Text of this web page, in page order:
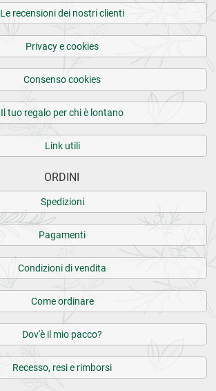
Le recensioni dei nostri clienti
Privacy e cookies
Consenso cookies
Il tuo regalo per chi è lontano
Link utili
ORDINI
Spedizioni
Pagamenti
Condizioni di vendita
Come ordinare
Dov'è il mio pacco?
Recesso, resi e rimborsi